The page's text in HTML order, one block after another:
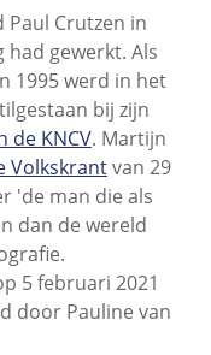
Paul Crutzen in
gewerkt. Als
1995 werd in het
bij zijn
de KNCV. Martijn
Volkskrantvan 29
'de man die als
dan de wereld
5 februari 2021
door Pauline van